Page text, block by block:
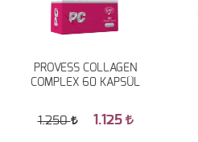
PROVESS COLLAGEN
COMPLEX 60 KAPSÜL
1.250 1.125